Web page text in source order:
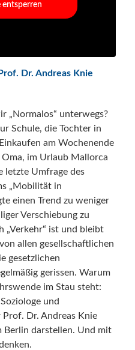
entsperren
Dr. Andreas Knie
„Normalos“ unterwegs?
Schule, die Tochter in
am Wochenende
im Urlaub Mallorca
letzte Umfrage des
„Mobilität in
einen Trend zu weniger
Verschiebung zu
„Verkehr“ ist und bleibt
allen gesellschaftlichen
gesetzlichen
gerissen. Warum
im Stau steht:
und
Dr. Andreas Knie
Berlin darstellen. Und mit